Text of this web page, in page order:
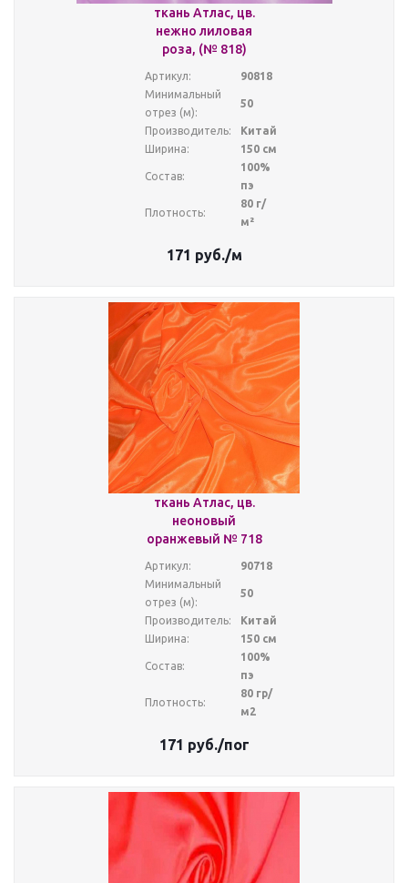
ткань Атлас, цв.
нежно лиловая
роза, (№ 818)
Артикул:
90818
Минимальный
отрез (м):
50
Производитель:
Китай
Ширина:
150 см
Состав:
100%
пэ
Плотность:
80 г/
м²
171 руб./м
ткань Атлас, цв.
неоновый
оранжевый № 718
Артикул:
90718
Минимальный
отрез (м):
50
Производитель:
Китай
Ширина:
150 см
Состав:
100%
пэ
Плотность:
80 гр/
м2
171 руб./пог